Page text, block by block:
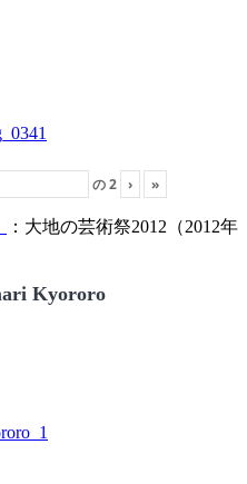
の2 › »
：大地の芸術祭2012（2012年
Kyororo